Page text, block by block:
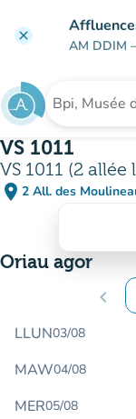
clear
AM DDIM
Chwilio am
VS 1011
VS 1011 (2
place 2 All. des
Oriau agor
chevron_left
LLUN03/08
MAW04/08
MER05/08